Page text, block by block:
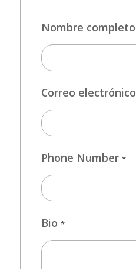
Nombre completo
Correo electrónico
Phone Number *
Bio *